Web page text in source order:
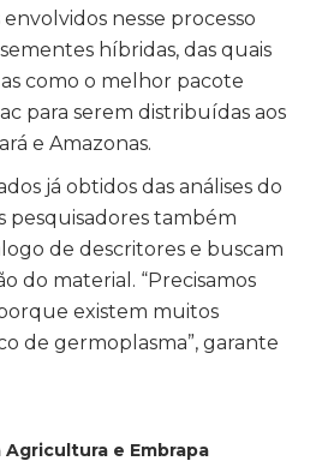
nesse processo
híbridas, das quais
como o melhor pacote
para serem distribuídas aos
e Amazonas.
já obtidos das análises do
pesquisadores também
de descritores e buscam
do material. “Precisamos
existem muitos
de germoplasma”, garante
e Embrapa